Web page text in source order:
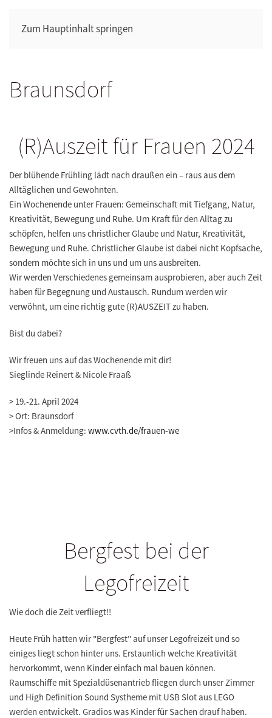
Zum Hauptinhalt springen
Braunsdorf
(R)Auszeit für Frauen 2024
Der blühende Frühling lädt nach draußen ein – raus aus dem
Alltäglichen und Gewohnten.
Ein Wochenende unter Frauen: Gemeinschaft mit Tiefgang, Natur,
Kreativität, Bewegung und Ruhe. Um Kraft für den Alltag zu
schöpfen, helfen uns christlicher Glaube und Natur, Kreativität,
Bewegung und Ruhe. Christlicher Glaube ist dabei nicht Kopfsache,
sondern möchte sich in uns und um uns ausbreiten.
Wir werden Verschiedenes gemeinsam ausprobieren, aber auch Zeit
haben für Begegnung und Austausch. Rundum werden wir
verwöhnt, um eine richtig gute (R)AUSZEIT zu haben.
Bist du dabei?
Wir freuen uns auf das Wochenende mit dir!
Sieglinde Reinert & Nicole Fraaß
> 19.-21. April 2024
>Ort: Braunsdorf
>Infos & Anmeldung: www.cvth.de/frauen-we
Bergfest bei der
Legofreizeit
Wie doch die Zeit verfliegt!!
Heute Früh hatten wir "Bergfest" auf unser Legofreizeit und so
einiges liegt schon hinter uns. Erstaunlich welche Kreativität
hervorkommt, wenn Kinder einfach mal bauen können.
Raumschiffe mit Spezialdüsenantrieb fliegen durch unser Zimmer
und High Definition Sound Systheme mit USB Slot aus LEGO
werden entwickelt. Gradios was Kinder für Sachen drauf haben.